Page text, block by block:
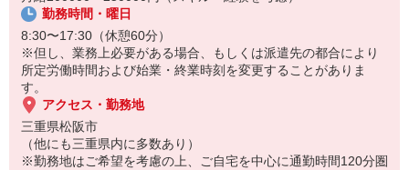
勤務時間・曜日
8:30〜17:30（休憩60分）
※但し、業務上必要がある場合、もしくは派遣先の都合により
所定労働時間および始業・終業時刻を変更することがありま
す。
アクセス・勤務地
三重県松阪市
（他にも三重県内に多数あり）
※勤務地はご希望を考慮の上、ご自宅を中心に通勤時間120分圏